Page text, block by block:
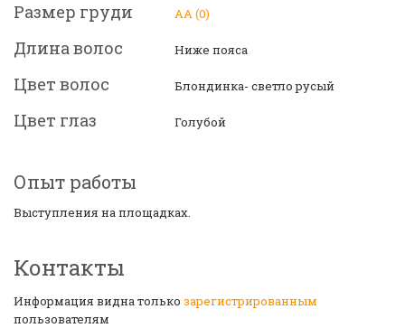
Размер груди АА (0)
Длина волос Ниже пояса
Цвет волос Блондинка- светло русый
Цвет глаз Голубой
Опыт работы
Выступления на площадках.
Контакты
Информация видна только зарегистрированным
пользователям